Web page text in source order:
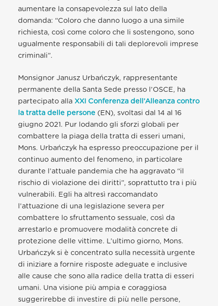
aumentare la consapevolezza sul lato della
domanda: “Coloro che danno luogo a una simile
richiesta, così come coloro che li sostengono, sono
ugualmente responsabili di tali deplorevoli imprese
criminali”.
Monsignor Janusz Urbańczyk, rappresentante
permanente della Santa Sede presso l’OSCE, ha
partecipato alla XXI Conferenza dell’Alleanza contro
la tratta delle persone (EN), svoltasi dal 14 al 16
giugno 2021. Pur lodando gli sforzi globali per
combattere la piaga della tratta di esseri umani,
Mons. Urbańczyk ha espresso preoccupazione per il
continuo aumento del fenomeno, in particolare
durante l’attuale pandemia che ha aggravato “il
rischio di violazione dei diritti”, soprattutto tra i più
vulnerabili. Egli ha altresì raccomandato
l’attuazione di una legislazione severa per
combattere lo sfruttamento sessuale, così da
arrestarlo e promuovere modalità concrete di
protezione delle vittime. L’ultimo giorno, Mons.
Urbańczyk si è concentrato sulla necessità urgente
di iniziare a fornire risposte adeguate e inclusive
alle cause che sono alla radice della tratta di esseri
umani. Una visione più ampia e coraggiosa
suggerirebbe di investire di più nelle persone,